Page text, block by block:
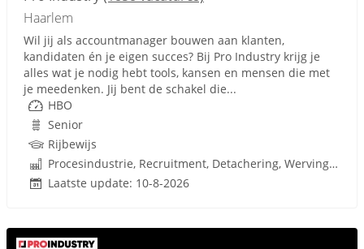
Haarlem
Wil jij als accountmanager bouwen aan klanten,
kandidaten én je eigen succes? Bij Pro Industry krijg je
alles wat je nodig hebt tools, kansen en mensen die met
je meedenken. Jij bent de schakel die...
HBO
Senior
Rijbewijs
Procesindustrie, Recruitment, Detachering, Werving en Selectie
Laatste update: 10-8-2026